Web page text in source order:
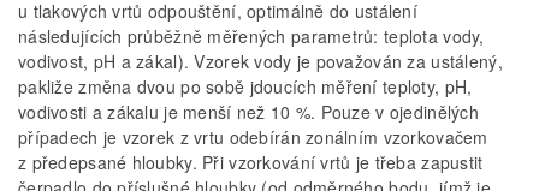
u tlakových vrtů odpouštění, optimálně do ustálení
následujících průběžně měřených parametrů: teplota vody,
vodivost, pH a zákal). Vzorek vody je považován za ustálený,
pakliže změna dvou po sobě jdoucích měření teploty, pH,
vodivosti a zákalu je menší než 10 %. Pouze v ojedinělých
případech je vzorek z vrtu odebírán zonálním vzorkovačem
z předepsané hloubky. Při vzorkování vrtů je třeba zapustit